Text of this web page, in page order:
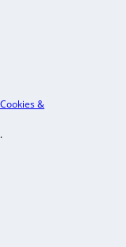
Cookies &